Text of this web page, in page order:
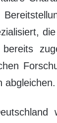
bereits
abgleichen.